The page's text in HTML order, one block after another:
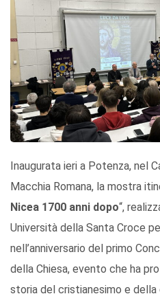
Inaugurata ieri a Potenza, nel
Macchia Romana, la mostra
Nicea 1700 anni dopo“,
Università della Santa Croce
nell’anniversario del primo
della Chiesa, evento che ha
storia del cristianesimo e